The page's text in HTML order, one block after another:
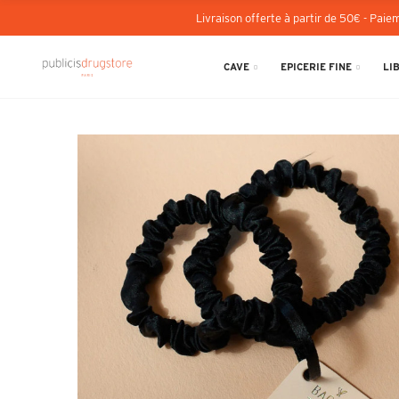
Livraison offerte à partir de 50€ -
CAVE EPICERIE FINE